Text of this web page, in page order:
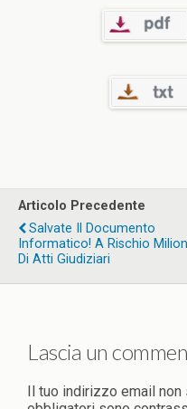
Articolo Precedente
Salvate Il Documento
Informatico! A Rischio
Di Atti Giudiziari
Lascia un
Il tuo indirizzo email